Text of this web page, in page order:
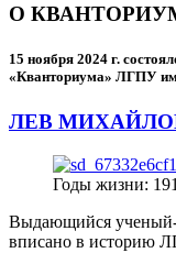
О
15 ноября 2024 г.
«Кванториума» ЛГПУ
ЛЕВ
Годы жизни:
Выдающийся ученый-
вписано в историю